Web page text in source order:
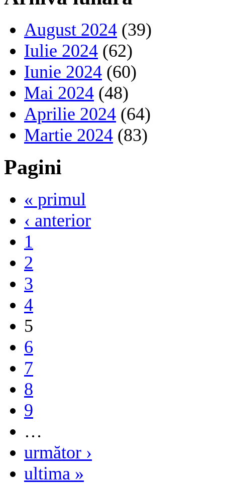
August 2024 (39)
Iulie 2024 (62)
Iunie 2024 (60)
Mai 2024 (48)
Aprilie 2024 (64)
Martie 2024 (83)
Pagini
« primul
‹ anterior
1
2
3
4
5
6
7
8
9
…
următor ›
ultima »